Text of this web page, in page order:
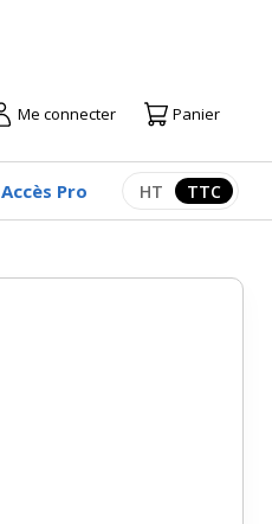
Me connecter Panier
Accès Pro Afficher les
HT TTC